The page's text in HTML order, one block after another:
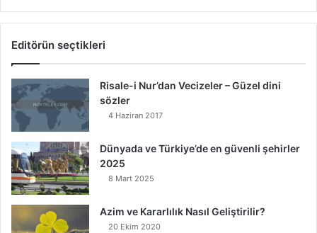
Editörün seçtikleri
Risale-i Nur’dan Vecizeler – Güzel dini
sözler
4 Haziran 2017
Dünyada ve Türkiye’de en güvenli şehirler
2025
8 Mart 2025
Azim ve Kararlılık Nasıl Geliştirilir?
20 Ekim 2020